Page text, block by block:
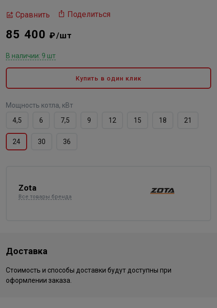
Сравнить Поделиться
85 400₽/шт
В наличии: 9 шт
Купить в один клик
Мощность котла, кВт
4,5
6 7,5 9 12 15 18 21
24 30 36
Zota
Все товары бренда
Доставка
Стоимость и способы доставки будут доступны при
оформлении заказа.